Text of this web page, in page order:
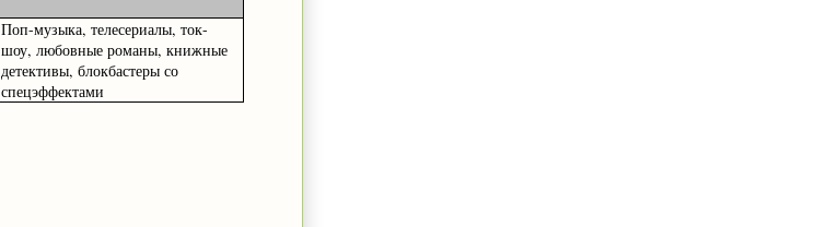
Поп-музыка, телесериалы, ток-
шоу, любовные романы, книжные
детективы, блокбастеры со
спецэффектами